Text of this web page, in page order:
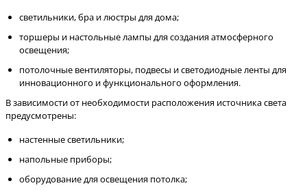
светильники, бра и люстры для дома;
торшеры и настольные лампы для создания атмосферного
освещения;
потолочные вентиляторы, подвесы и светодиодные ленты для
инновационного и функционального оформления.
В зависимости от необходимости расположения источника света
предусмотрены:
настенные светильники;
напольные приборы;
оборудование для освещения потолка;